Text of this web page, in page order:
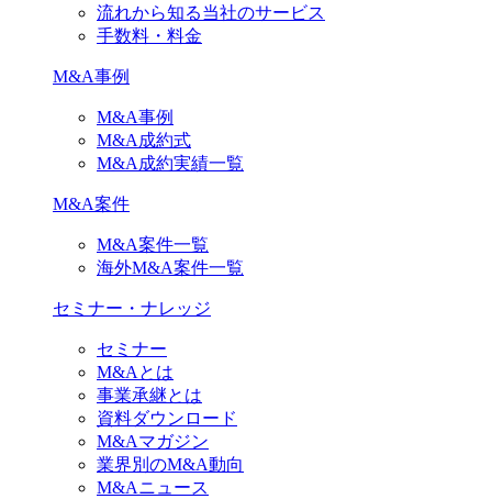
流れから知る当社のサービス
手数料・料金
M&A事例
M&A事例
M&A成約式
M&A成約実績一覧
M&A案件
M&A案件一覧
海外M&A案件一覧
セミナー・ナレッジ
セミナー
M&Aとは
事業承継とは
資料ダウンロード
M&Aマガジン
業界別のM&A動向
M&Aニュース